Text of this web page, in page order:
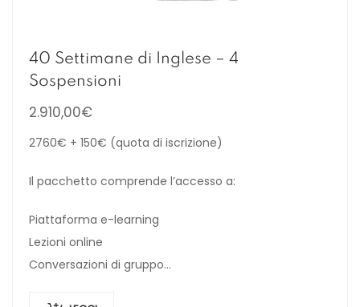
40 Settimane di Inglese – 4
Sospensioni
2.910,00€
2760€ + 150€ (quota di iscrizione)
Il pacchetto comprende l’accesso a:
Piattaforma e-learning
Lezioni online
Conversazioni di gruppo